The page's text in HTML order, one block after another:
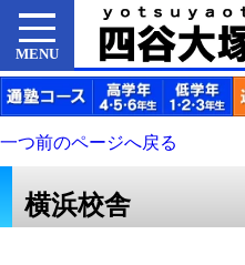
MENU
一つ前のページへ戻る
横浜校舎